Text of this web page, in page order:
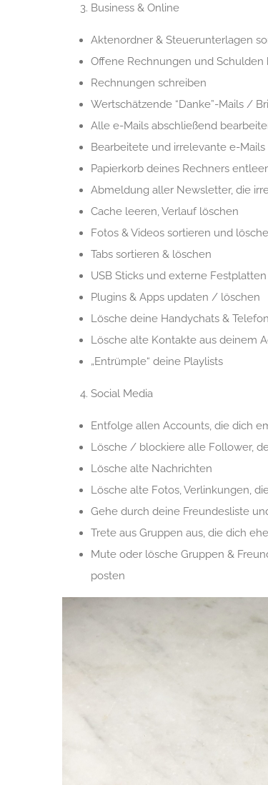
Business & Online
Aktenordner & Steuerunterlagen
Offene Rechnungen und Schulden
Rechnungen schreiben
Wertschätzende “Danke”-Mails /
Alle e-Mails abschließend
Bearbeitete und irrelevante e-Mails
Papierkorb deines Rechners
Abmeldung aller Newsletter, die
Cache leeren, Verlauf löschen
Fotos & Videos sortieren und
Tabs sortieren & löschen
USB Sticks und externe
Plugins & Apps updaten / löschen
Lösche deine Handychats &
Lösche alte Kontakte aus deinem
„Entrümple“ deine Playlists
Social Media
Entfolge allen Accounts, die dich
Lösche / blockiere alle Follower,
Lösche alte Nachrichten
Lösche alte Fotos, Verlinkungen,
Gehe durch deine Freundesliste
Trete aus Gruppen aus, die dich
Mute oder lösche Gruppen &
posten